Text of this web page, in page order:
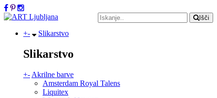
Išči
+- Slikarstvo
Slikarstvo
+- Akrilne barve
Amsterdam Royal Talens
Liquitex